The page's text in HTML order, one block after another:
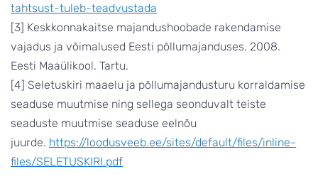
tahtsust-tuleb-teadvustada
[3] Keskkonnakaitse majandushoobade rakendamise
vajadus ja võimalused Eesti põllumajanduses. 2008.
Eesti Maaülikool. Tartu.
[4] Seletuskiri maaelu ja põllumajandusturu korraldamise
seaduse muutmise ning sellega seonduvalt teiste
seaduste muutmise seaduse eelnõu
juurde. https://loodusveeb.ee/sites/default/files/inline-
files/SELETUSKIRI.pdf